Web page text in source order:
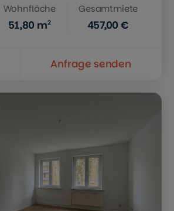
Wohnfläche
51,80 m2
Gesamtmiete
457,00 €
Anfrage senden